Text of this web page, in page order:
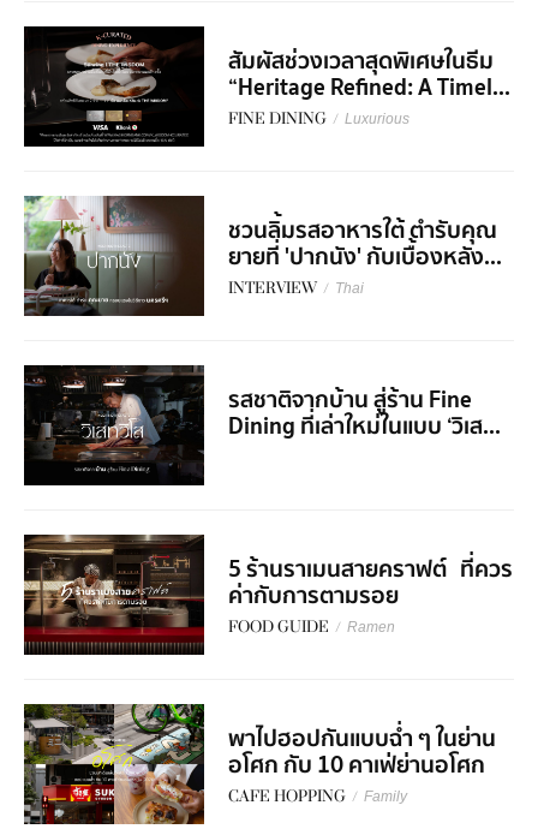
สัมผัสช่วงเวลาสุดพิเศษในธีม
“Heritage Refined: A Timel...
FINE DINING / Luxurious
ชวนลิ้มรสอาหารใต้ ตำรับคุณ
ยายที่ 'ปากนัง' กับเบื้องหลัง...
INTERVIEW / Thai
รสชาติจากบ้าน สู่ร้าน Fine
Dining ที่เล่าใหม่ในแบบ ‘วิเส...
5 ร้านราเมนสายคราฟต์ ที่ควร
ค่ากับการตามรอย
FOOD GUIDE / Ramen
พาไปฮอปกันแบบฉ่ำ ๆ ในย่าน
อโศก กับ 10 คาเฟ่ย่านอโศก
CAFE HOPPING / Family